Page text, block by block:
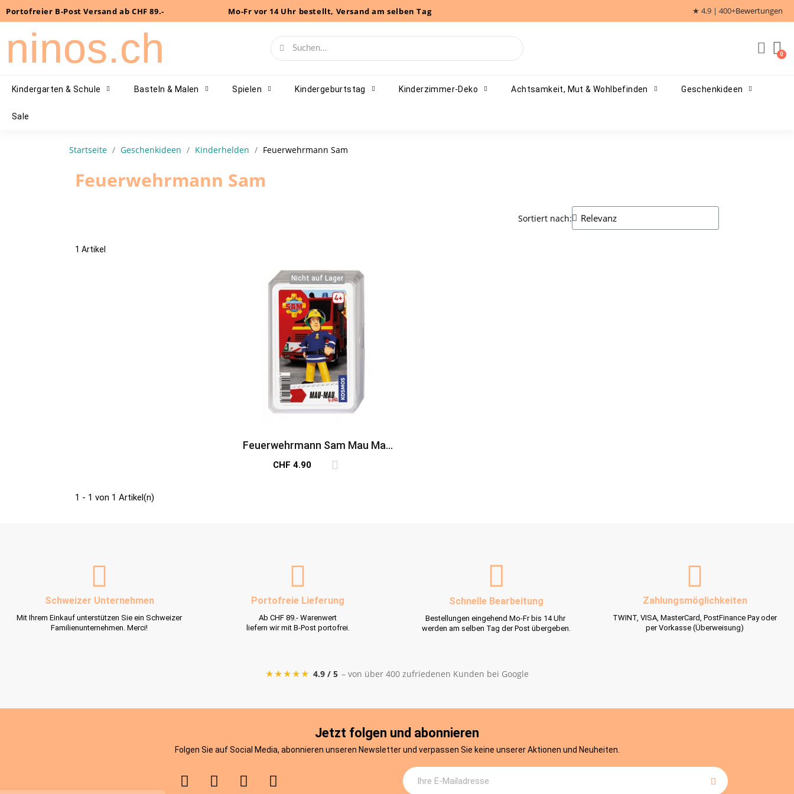
Portofreier B-Post Versand ab CHF 89.- Mo-Fr vor 14 Uhr bestellt, Versand am selben Tag ★ 4.9 | 400+Bewertungen
ninos.ch
Kindergarten & Schule Basteln & Malen Spielen Kindergeburtstag Kinderzimmer-Deko Achtsamkeit, Mut & Wohlbefinden Geschenkideen
Sale
Startseite Geschenkideen Kinderhelden Feuerwehrmann Sam
Feuerwehrmann Sam
Sortiert nach:
1 Artikel
Nicht auf Lager
Nicht auf Lager
Feuerwehrmann Sam Mau Mau
CHF 4.90
1 - 1 von 1 Artikel(n)
Schweizer Unternehmen
Mit Ihrem Einkauf unterstützen Sie ein Schweizer
Familienunternehmen. Merci!
Portofreie Lieferung
Ab CHF 89.- Warenwert
liefern wir mit B-Post portofrei.
Schnelle Bearbeitung
Bestellungen eingehend Mo-Fr bis 14 Uhr
werden am selben Tag der Post übergeben.
Zahlungsmöglichkeiten
TWINT, VISA, MasterCard, PostFinance Pay oder
per Vorkasse (Überweisung)
★★★★★ 4.9 / 5 – von über 400 zufriedenen Kunden bei Google
Jetzt folgen und abonnieren
Folgen Sie auf Social Media, abonnieren unseren Newsletter und verpassen Sie keine unserer Aktionen und Neuheiten.